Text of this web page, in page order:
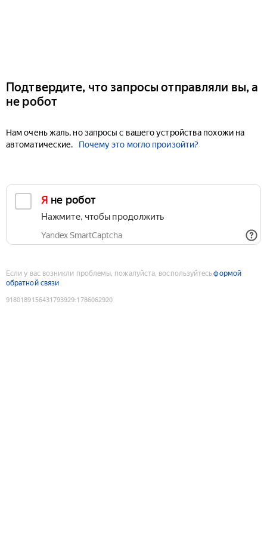
Подтвердите, что запросы отправляли вы, а
не робот
Нам очень жаль, но запросы с вашего устройства похожи на
автоматические.
Почему это могло произойти?
Я не робот
Нажмите, чтобы продолжить
Yandex SmartCaptcha
Если у вас возникли проблемы, пожалуйста, воспользуйтесьформой
обратной связи
9180189156431793929:1786062920